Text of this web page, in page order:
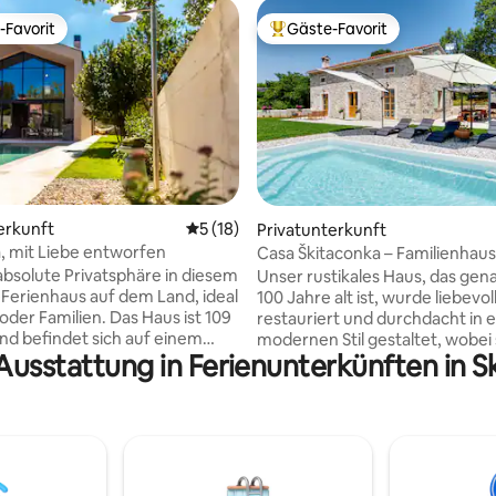
5 von 5, 66 Bewertungen
Gäste-Favorit.
Favorit
Durchschnittliche Bewertung: 5 von 5,
5 (18)
mit Liebe entworfen
Privatsphäre in diesem
auf dem Land, ideal
Familien. Das Haus ist 109
befindet sich auf einem
von 750 m². Das Haus
zwei komfortable
Das Haus liegt 2 Kilometer
Beliebter Gäste-Favorit.
Gäste-Favorit
Privatunterkunft
Casa Škitaconka – Familienhaus
Unser rustikales Haus, das
100 Jahre alt ist, wurde liebevoll
restauriert und durchdacht in
modernen Stil gestaltet, wobei
authentischer istrischer
bewahrt wurde. Für uns ist es
von der Natur, mit einem
und in der Nähe des Meeres ist
in Ferienunterkünften in